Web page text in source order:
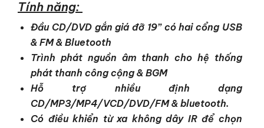
Tính năng:
Đầu CD/DVD gắn giá đỡ 19” có hai cổng USB
& FM & Bluetooth
Trình phát nguồn âm thanh cho hệ thống
phát thanh công cộng & BGM
Hỗ trợ nhiều định dạng
CD/MP3/MP4/VCD/DVD/FM & bluetooth.
Có điều khiển từ xa không dây IR để chọn